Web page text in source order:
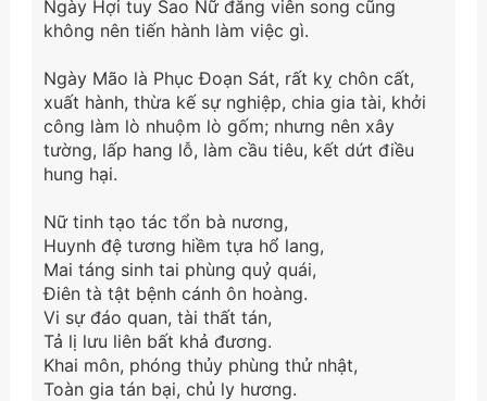
Ngày Hợi tuy Sao Nữ đăng viên song cũng
không nên tiến hành làm việc gì.
Ngày Mão là Phục Đoạn Sát, rất kỵ chôn cất,
xuất hành, thừa kế sự nghiệp, chia gia tài, khởi
công làm lò nhuộm lò gốm; nhưng nên xây
tường, lấp hang lỗ, làm cầu tiêu, kết dứt điều
hung hại.
Nữ tinh tạo tác tổn bà nương,
Huynh đệ tương hiềm tựa hổ lang,
Mai táng sinh tai phùng quỷ quái,
Điên tà tật bệnh cánh ôn hoàng.
Vi sự đáo quan, tài thất tán,
Tả lị lưu liên bất khả đương.
Khai môn, phóng thủy phùng thử nhật,
Toàn gia tán bại, chủ ly hương.